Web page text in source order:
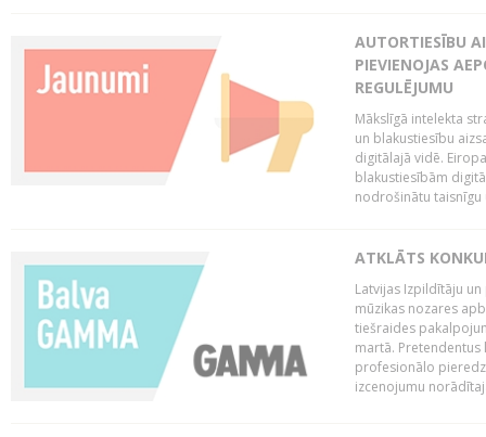
AUTORTIESĪBU
PIEVIENOJAS
REGULĒJUMU
Mākslīgā intelekta
un blakustiesību
digitālajā vidē.
blakustiesībām
nodrošinātu taisnīgu
ATKLĀTS
Latvijas Izpildītāju
mūzikas nozares
tiešraides
martā. Pretendentus
profesionālo
izcenojumu